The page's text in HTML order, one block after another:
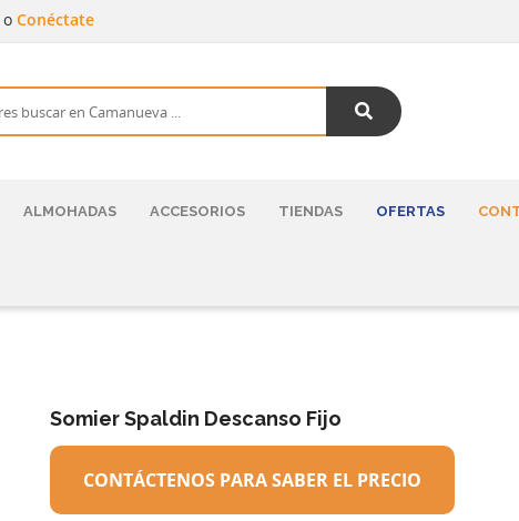
o Conéctate
ALMOHADAS ACCESORIOS TIENDAS OFERTAS
Somier Spaldin Descanso Fijo
CONTÁCTENOS PARA SABER EL PRECIO